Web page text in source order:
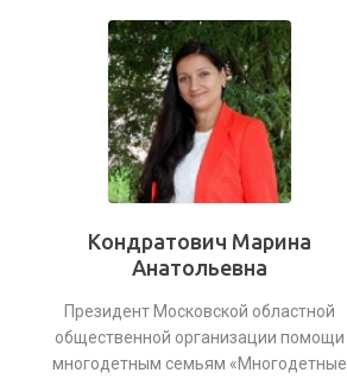
Кондратович Марина
Анатольевна
Президент Московской областной
общественной организации помощи
многодетным семьям «Многодетные